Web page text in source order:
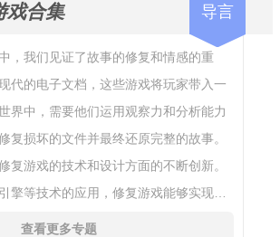
戏合集 导言
，我们见证了故事的修复和情感的重
代的电子文档，这些游戏将玩家带入一
界中，需要他们运用观察力和分析能力
复损坏的文件并最终还原完整的故事。
复游戏的技术和设计方面的不断创新。
擎等技术的应用，修复游戏能够实现更
让玩家可以身临其境地感受故事的神秘
查看更多专题